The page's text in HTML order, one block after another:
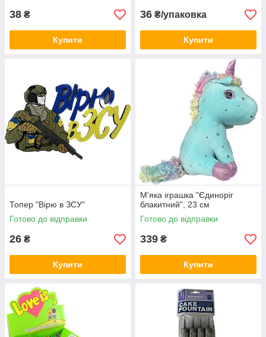
38 ₴
Купити
36 ₴/упаковка
Купити
Топер "Вірю в ЗСУ"
Готово до відправки
26 ₴
Купити
М'яка іграшка "Єдиноріг
блакитний", 23 см
Готово до відправки
339 ₴
Купити